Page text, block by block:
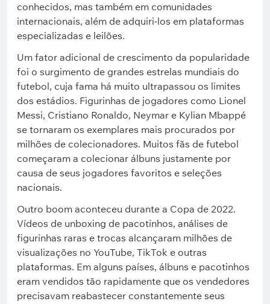
conhecidos, mas também em comunidades
internacionais, além de adquiri-los em plataformas
especializadas e leilões.
Um fator adicional de crescimento da popularidade
foi o surgimento de grandes estrelas mundiais do
futebol, cuja fama há muito ultrapassou os limites
dos estádios. Figurinhas de jogadores como Lionel
Messi, Cristiano Ronaldo, Neymar e Kylian Mbappé
se tornaram os exemplares mais procurados por
milhões de colecionadores. Muitos fãs de futebol
começaram a colecionar álbuns justamente por
causa de seus jogadores favoritos e seleções
nacionais.
Outro boom aconteceu durante a Copa de 2022.
Vídeos de unboxing de pacotinhos, análises de
figurinhas raras e trocas alcançaram milhões de
visualizações no YouTube, TikTok e outras
plataformas. Em alguns países, álbuns e pacotinhos
eram vendidos tão rapidamente que os vendedores
precisavam reabastecer constantemente seus